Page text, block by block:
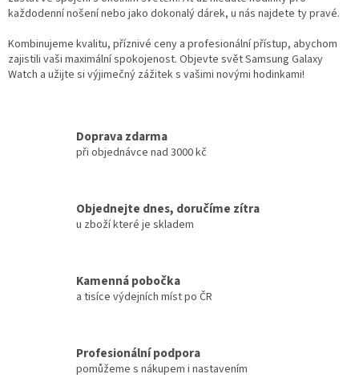
každodenní nošení nebo jako dokonalý dárek, u nás najdete ty pravé.
Kombinujeme kvalitu, příznivé ceny a profesionální přístup, abychom
zajistili vaši maximální spokojenost. Objevte svět Samsung Galaxy
Watch a užijte si výjimečný zážitek s vašimi novými hodinkami!
Doprava zdarma
při objednávce nad 3000 kč
Objednejte dnes, doručíme zítra
u zboží které je skladem
Kamenná pobočka
a tisíce výdejních míst po ČR
Profesionální podpora
pomůžeme s nákupem i nastavením